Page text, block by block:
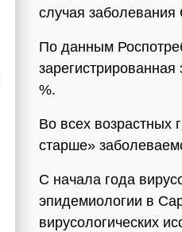
случая
По данным
%.
Во всех возрастных
старше»
С начала года
эпидемиологии в
вирусологических